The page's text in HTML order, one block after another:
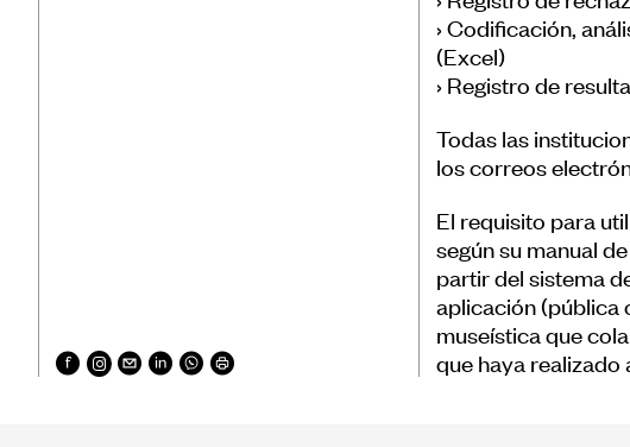
› Codificación,
(Excel)
› Registro de
Todas las
los correos
El requisito para
según su manual
partir del sistema
aplicación (pública
museística que
que haya realizado